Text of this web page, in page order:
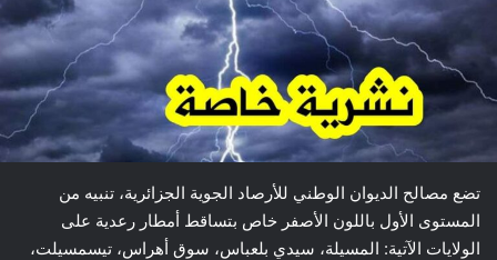
تضع مصالح الديوان الوطني للأرصاد الجوية الجزائرية، تنبيه من
المستوى الأول باللون الأصفر خاص بتساقط أمطار رعدية على
الولايات الآتية: المسيلة، سيدي بلعباس، سوق أهراس، تيسمسيلت،